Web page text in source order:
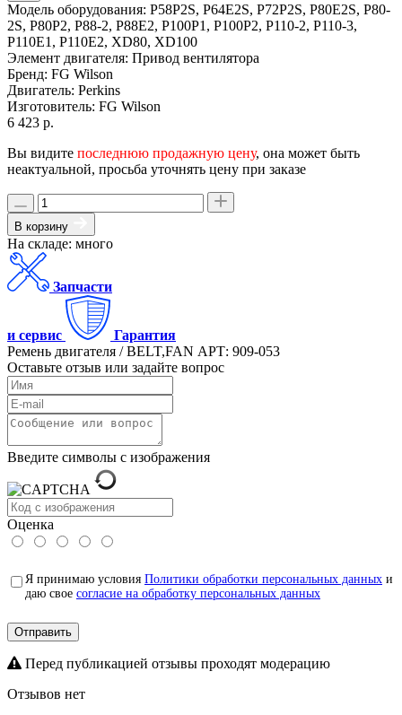
Модель оборудования: P58P2S, P64E2S, P72P2S, P80E2S, P80-
2S, P80P2, P88-2, P88E2, P100P1, P100P2, P110-2, P110-3,
P110E1, P110E2, XD80, XD100
Элемент двигателя: Привод вентилятора
Бренд: FG Wilson
Двигатель: Perkins
Изготовитель: FG Wilson
6 423 р.
Вы видите последнюю продажную цену, она может быть
неактуальной, просьба уточнять цену при заказе
В корзину
На складе: много
Запчасти
и сервис
Гарантия
Ремень двигателя / BELT,FAN АРТ: 909-053
Оставьте отзыв или задайте вопрос
Введите символы с изображения
Оценка
Я принимаю условия Политики обработки персональных данных и
даю свое согласие на обработку персональных данных
Отправить
Перед публикацией отзывы проходят модерацию
Отзывов нет